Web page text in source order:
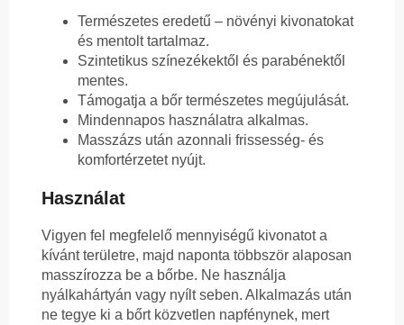
Természetes eredetű – növényi kivonatokat
és mentolt tartalmaz.
Szintetikus színezékektől és parabénektől
mentes.
Támogatja a bőr természetes megújulását.
Mindennapos használatra alkalmas.
Masszázs után azonnali frissesség- és
komfortérzetet nyújt.
Használat
Vigyen fel megfelelő mennyiségű kivonatot a
kívánt területre, majd naponta többször alaposan
masszírozza be a bőrbe. Ne használja
nyálkahártyán vagy nyílt seben. Alkalmazás után
ne tegye ki a bőrt közvetlen napfénynek, mert